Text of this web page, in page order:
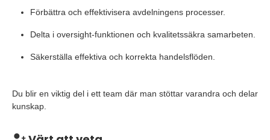
Förbättra och effektivisera avdelningens processer.
Delta i oversight-funktionen och kvalitetssäkra samarbeten.
Säkerställa effektiva och korrekta handelsflöden.
Du blir en viktig del i ett team där man stöttar varandra och delar
kunskap.